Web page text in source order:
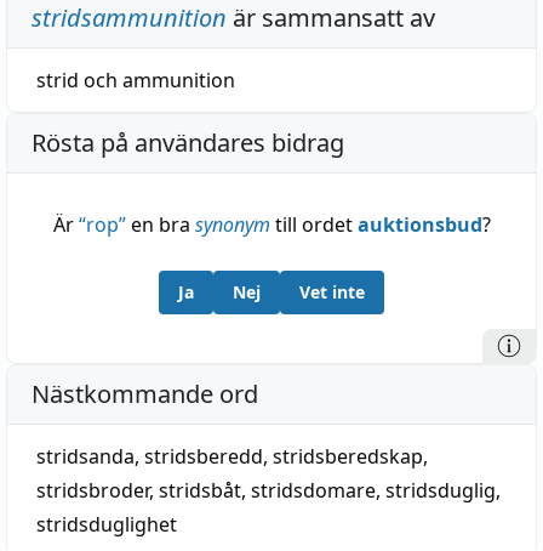
stridsammunition är sammansatt av
strid och ammunition
Rösta på användares bidrag
Är“rop”en bra synonym till ordetauktionsbud?
Ja Nej Vet inte
Nästkommande ord
stridsanda, stridsberedd, stridsberedskap,
stridsbroder, stridsbåt, stridsdomare, stridsduglig,
stridsduglighet